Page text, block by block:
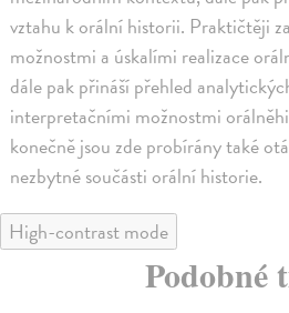
vztahu k orální historii. Praktičtěji
možnostmi a úskalími realizace
dále pak přináší přehled
interpretačními možnostmi
konečně jsou zde probírány také
nezbytné součásti orální historie.
High-contrast mode
Podobné